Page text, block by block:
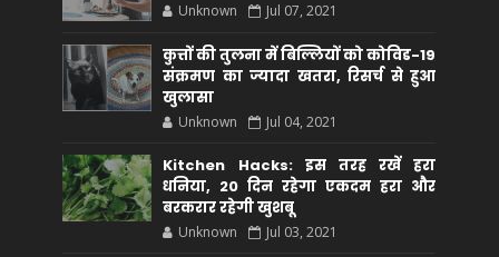
Unknown Jul 07, 2021
कुत्तों की तुलना में बिल्लियों को कोविड-19
संक्रमण का ज्यादा खतरा, रिसर्च से हुआ
खुलासा
Unknown Jul 04, 2021
Kitchen Hacks: इस तरह रखें हरा
धनिया, 20 दिन रहेगा एकदम हरा और
बरकरार रहेगी खुशबू
Unknown Jul 03, 2021